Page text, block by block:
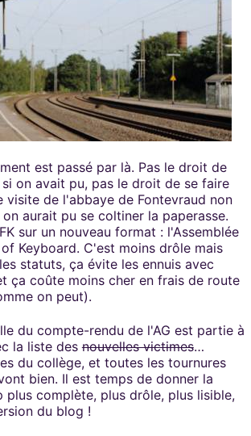
est passé par là. Pas le droit de
on avait pu, pas le droit de se faire
visite de l'abbaye de Fontevraud non
aurait pu se coltiner la paperasse.
sur un nouveau format : l'Assemblée
Keyboard. C'est moins drôle mais
statuts, ça évite les ennuis avec
ça coûte moins cher en frais de route
on peut).
du compte-rendu de l'AG est partie à
la liste desnouvelles victimes…
du collège, et toutes les tournures
bien. Il est temps de donner la
plus complète, plus drôle, plus lisible,
du blog !